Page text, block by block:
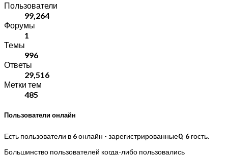
Пользователи
99,264
Форумы
1
Темы
996
Ответы
29,516
Метки тем
485
Пользователи онлайн
Есть пользователи в 6онлайн - зарегистрированные0, 6 гость.
Большинство пользователей когда-либо пользовались